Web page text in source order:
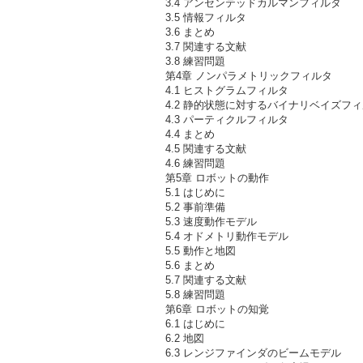
3.4 アンセンテッドカルマンフィルタ
3.5 情報フィルタ
3.6 まとめ
3.7 関連する文献
3.8 練習問題
第4章 ノンパラメトリックフィルタ
4.1 ヒストグラムフィルタ
4.2 静的状態に対するバイナリベイズフ
4.3 パーティクルフィルタ
4.4 まとめ
4.5 関連する文献
4.6 練習問題
第5章 ロボットの動作
5.1 はじめに
5.2 事前準備
5.3 速度動作モデル
5.4 オドメトリ動作モデル
5.5 動作と地図
5.6 まとめ
5.7 関連する文献
5.8 練習問題
第6章 ロボットの知覚
6.1 はじめに
6.2 地図
6.3 レンジファインダのビームモデル